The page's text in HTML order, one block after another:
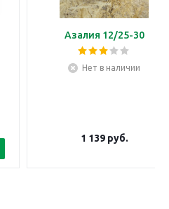
Азалия 12/25-30
Нет в наличии
1 139руб.